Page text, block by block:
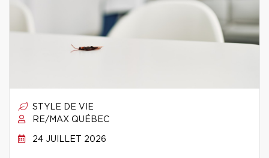
STYLE DE VIE
RE/MAX QUÉBEC
24 JUILLET 2026